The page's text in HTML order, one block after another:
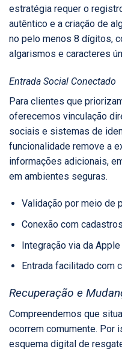
estratégia requer o
autêntico e a criação de
no pelo menos 8 dígitos,
algarismos e caracteres
Entrada Social Conectado
Para clientes que
oferecemos vinculação
sociais e sistemas de
funcionalidade remove a
informações adicionais,
em ambientes seguras.
Validação por meio de
Conexão com
Integração via da
Entrada facilitado com
Recuperação e
Compreendemos que
ocorrem comumente. Por
esquema digital de